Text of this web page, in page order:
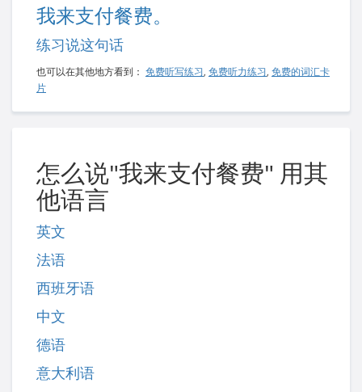
我来支付餐费。
练习说这句话
也可以在其他地方看到： 免费听写练习 , 免费听力练习 , 免费的词汇卡
片
怎么说"我来支付餐费" 用其
他语言
英文
法语
西班牙语
中文
德语
意大利语